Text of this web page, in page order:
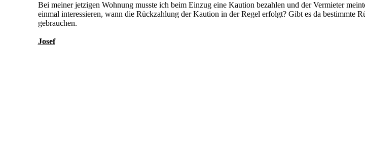
Bei meiner jetzigen Wohnung musste ich beim Einzug eine Kaution bezahlen und der Vermieter
einmal interessieren, wann die Rückzahlung der Kaution in der Regel erfolgt? Gibt es da bestimmte
gebrauchen.
Josef